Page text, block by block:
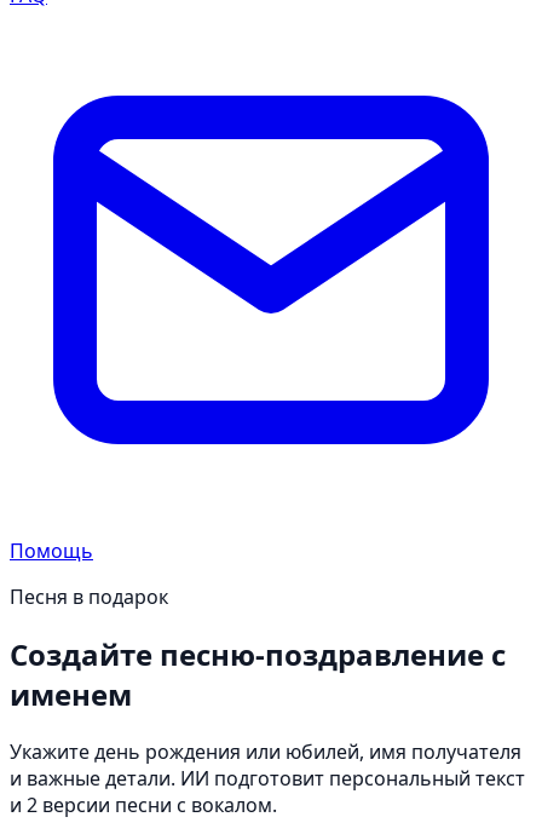
Помощь
Песня в подарок
Создайте песню-поздравление с
именем
Укажите день рождения или юбилей, имя получателя
и важные детали. ИИ подготовит персональный текст
и 2 версии песни с вокалом.